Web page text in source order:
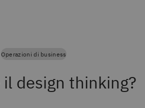
Operazioni di business
il design thinking?